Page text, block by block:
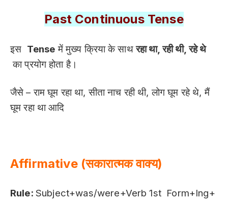
Past Continuous Tense
इस Tense में मुख्य क्रिया के साथरहा था, रही थी, रहे थे
का प्रयोग होता है।
जैसे – राम घूम रहा था, सीता नाच रही थी, लोग घूम रहे थे, मैं
घूम रहा था आदि
Affirmative (सकारात्मक वाक्य)
Rule: Subject+was/were+Verb 1st Form+Ing+